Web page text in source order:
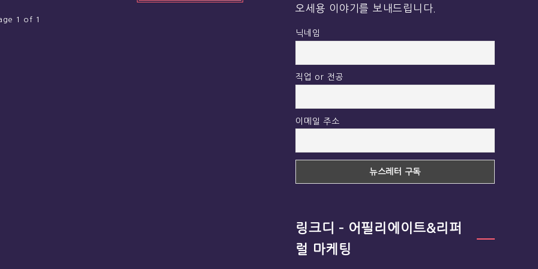
1 of 1
오세용 이야기를 보내드립니다.
닉네임
직업 or 전공
이메일 주소
링크디 – 어필리에이트&리퍼
럴 마케팅